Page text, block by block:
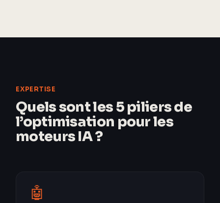
EXPERTISE
Quels sont les 5 piliers de
l’optimisation pour les
moteurs IA ?
🤖